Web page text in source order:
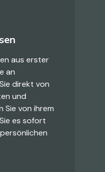
aus erster
an
direkt von
und
Sie von ihrem
es sofort